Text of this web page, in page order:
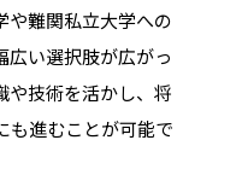
や難関私立大学への
広い選択肢が広がっ
や技術を活かし、将
も進むことが可能で